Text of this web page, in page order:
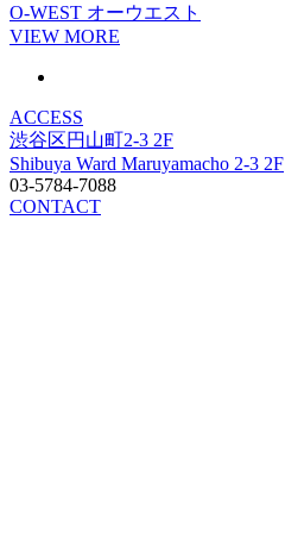
O-WEST オーウエスト
VIEW MORE
ACCESS
渋谷区円山町2-3 2F
Shibuya Ward Maruyamacho 2-3 2F
03-5784-7088
CONTACT